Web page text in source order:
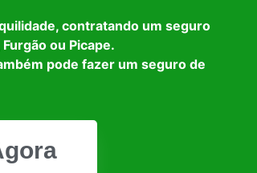
contratando um seguro
ou Picape.
pode fazer um seguro de